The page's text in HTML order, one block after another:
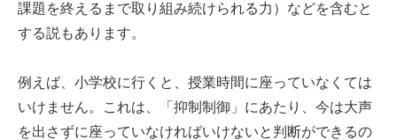
課題を終えるまで取り組み続けられる力）などを含むと
する説もあります。
例えば、小学校に行くと、授業時間に座っていなくては
いけません。これは、「抑制制御」にあたり、今は大声
を出さずに座っていなければいけないと判断ができるの